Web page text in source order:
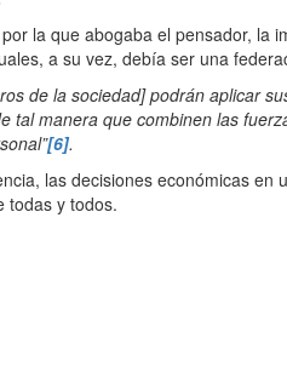
la que abogaba el pensador, la
a su vez, debía ser una
de la sociedad] podrán aplicar
tal manera que combinen las
[6].
las decisiones económicas
todas y todos.